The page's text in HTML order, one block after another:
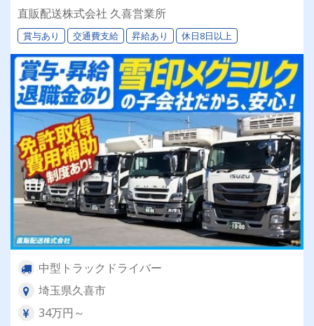
直販配送株式会社 久喜営業所
賞与あり 交通費支給 昇給あり 休日8日以上
中型トラックドライバー
埼玉県久喜市
34万円～